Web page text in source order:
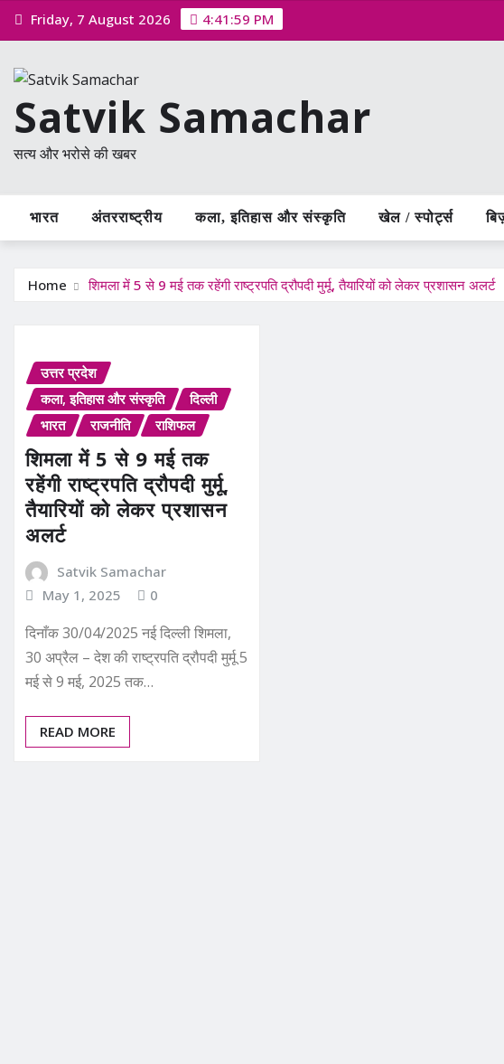
Skip Friday, 7 August 2026 4:41:59 PM
Satvik Samachar
सत्य और भरोसे की खबर
भारत अंतरराष्ट्रीय कला, इतिहास और संस्कृति खेल / स्पोर्ट्स
Home शिमला में 5 से 9 मई तक रहेंगी राष्ट्रपति द्रौपदी मुर्मू, तैयारियों को लेकर प्रशासन अलर्ट
उत्तर प्रदेश
कला, इतिहास और संस्कृति
दिल्ली
भारत
राजनीति राशिफल
शिमला में 5 से 9 मई तक
रहेंगी राष्ट्रपति द्रौपदी मुर्मू,
तैयारियों को लेकर प्रशासन
अलर्ट
Satvik Samachar
May 1, 2025
0
दिनाँक 30/04/2025 नई दिल्ली शिमला,
30 अप्रैल – देश की राष्ट्रपति द्रौपदी मुर्मू 5
मई से 9 मई, 2025 तक…
READ MORE